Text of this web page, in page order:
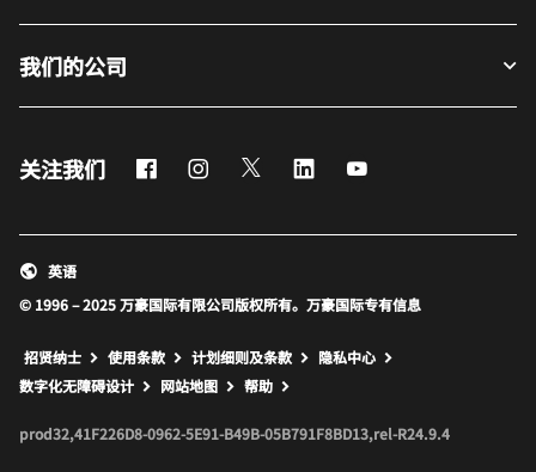
我们的公司
关注我们 FacebookInstagram
Twitter LinkedIn
© 1996 – 2025 万豪国际有限公司版权所有。万豪国际专有信息
英语
招贤纳士 使用条款 计划细则及条款
隐私中心
数字化无障碍设计
网站地图 打开新窗口
帮助
prod32,41F226D8-0962-5E91-B49B-05B791F8BD13,rel-R24.9.4